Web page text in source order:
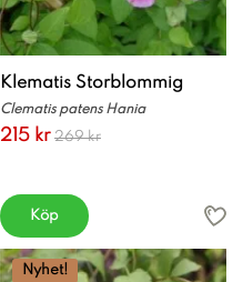
Klematis Storblommig
Clematis patens Hania
215 kr 269 kr
Köp
Nyhet!